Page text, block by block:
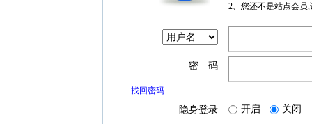
2、您还不是站点会员
密 码
找回密码
隐身登录 开启 关闭